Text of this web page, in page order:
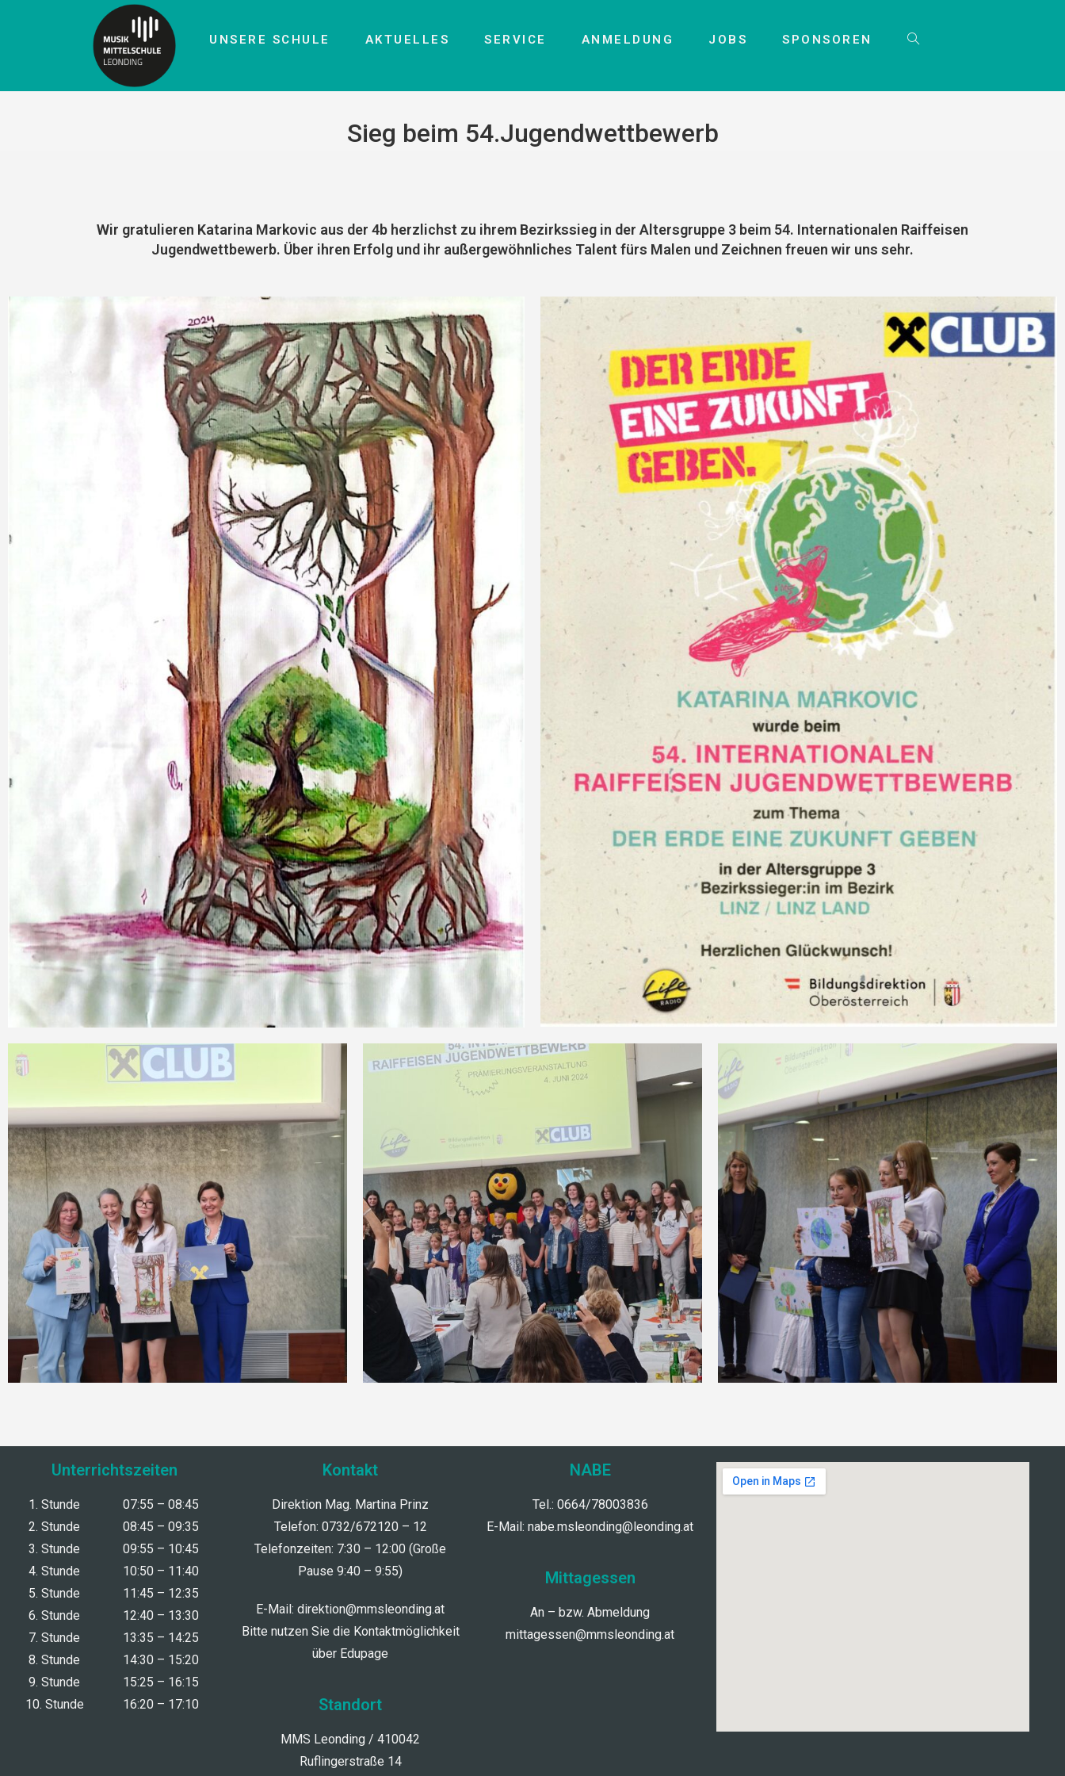
UNSERE SCHULE AKTUELLES SERVICE ANMELDUNG JOBS SPONSOREN
Sieg beim 54.Jugendwettbewerb
Wir gratulieren Katarina Markovic aus der 4b herzlichst zu ihrem Bezirkssieg in der Altersgruppe 3 beim 54. Internationalen Raiffeisen
Jugendwettbewerb. Über ihren Erfolg und ihr außergewöhnliches Talent fürs Malen und Zeichnen freuen wir uns sehr.
Unterrichtszeiten
1. Stunde
07:55 – 08:45
2. Stunde
08:45 – 09:35
3. Stunde
09:55 – 10:45
4. Stunde
10:50 – 11:40
5. Stunde
11:45 – 12:35
6. Stunde
12:40 – 13:30
7. Stunde
13:35 – 14:25
8. Stunde
14:30 – 15:20
9. Stunde
15:25 – 16:15
10. Stunde
16:20 – 17:10
Kontakt
Direktion Mag. Martina Prinz
Telefon: 0732/672120 – 12
Telefonzeiten: 7:30 – 12:00 (Große
Pause 9:40 – 9:55)
E-Mail:direktion@mmsleonding.at
Bitte nutzen Sie die Kontaktmöglichkeit
über Edupage
Standort
MMS Leonding / 410042
Ruflingerstraße 14
NABE
Tel.: 0664/78003836
E-Mail: nabe.msleonding@leonding.at
Mittagessen
An – bzw. Abmeldung
mittagessen@mmsleonding.at